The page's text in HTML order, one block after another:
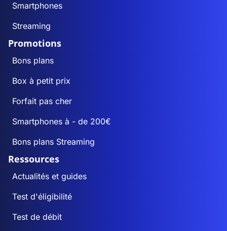
Smartphones
Streaming
Promotions
Bons plans
Box à petit prix
Forfait pas cher
Smartphones à - de 200€
Bons plans Streaming
Ressources
Actualités et guides
Test d'éligibilité
Test de débit